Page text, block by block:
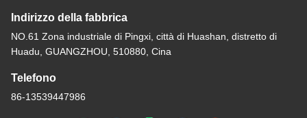
Indirizzo della fabbrica
NO.61 Zona industriale di Pingxi, città di Huashan, distretto di
Huadu, GUANGZHOU, 510880, Cina
Telefono
86-13539447986